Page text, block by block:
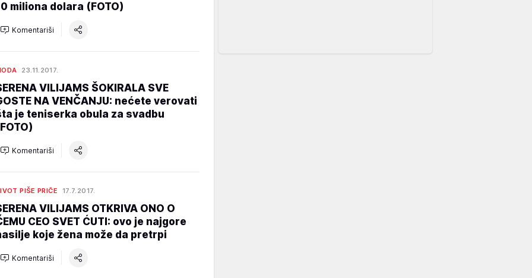
miliona dolara (FOTO)
Komentariši
23.11.2017.
VILIJAMS ŠOKIRALA SVE
NA VENČANJU: nećete verovati
je teniserka obula za svadbu
Komentariši
PIŠE PRIČE 17.7.2017.
VILIJAMS OTKRIVA ONO O
CEO SVET ĆUTI: ovo je najgore
koje žena može da pretrpi
Komentariši